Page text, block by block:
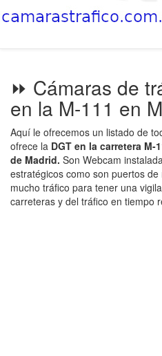
⏩ Cámaras de
en la M-111 en
Aquí le ofrecemos un listado de
ofrece la DGT en la carretera
de Madrid. Son Webcam
estratégicos como son puertos
mucho tráfico para tener una
carreteras y del tráfico en tiempo